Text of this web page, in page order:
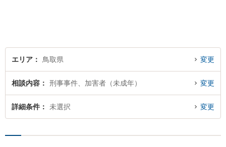
エリア 鳥取県 変更
相談内容 刑事事件、加害者（未成年） 変更
詳細条件 未選択 変更